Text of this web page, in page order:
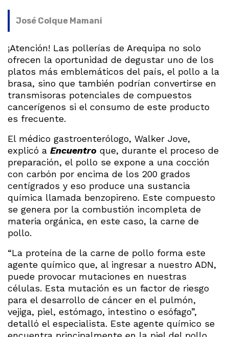
José Colque Mamani
¡Atención! Las pollerías de Arequipa no solo
ofrecen la oportunidad de degustar uno de los
platos más emblemáticos del país, el pollo a la
brasa, sino que también podrían convertirse en
transmisoras potenciales de compuestos
cancerígenos si el consumo de este producto
es frecuente.
El médico gastroenterólogo, Walker Jove,
explicó a Encuentro que, durante el proceso de
preparación, el pollo se expone a una cocción
con carbón por encima de los 200 grados
centígrados y eso produce una sustancia
química llamada benzopireno. Este compuesto
se genera por la combustión incompleta de
materia orgánica, en este caso, la carne de
pollo.
“La proteína de la carne de pollo forma este
agente químico que, al ingresar a nuestro ADN,
puede provocar mutaciones en nuestras
células. Esta mutación es un factor de riesgo
para el desarrollo de cáncer en el pulmón,
vejiga, piel, estómago, intestino o esófago”,
detalló el especialista. Este agente químico se